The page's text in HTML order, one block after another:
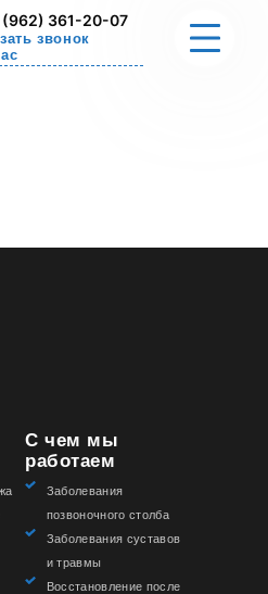
(962) 361-20-07
звонок
С чем мы
работаем
Заболевания
позвоночного столба
Заболевания суставов
и травмы
Восстановление после